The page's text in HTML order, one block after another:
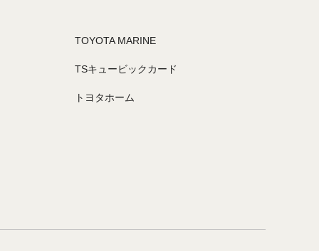
TOYOTA MARINE
TSキュービックカード
トヨタホーム